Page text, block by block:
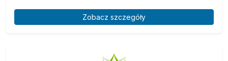
Zobacz szczegóły